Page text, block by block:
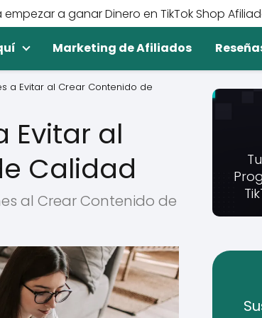
a ganar Dinero en TikTok Shop
Marketing de Afiliados
a Evitar al Crear Contenido de
Evitar al
Calidad
al Crear Contenido de